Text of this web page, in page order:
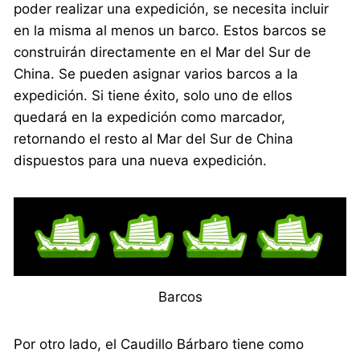
poder realizar una expedición, se necesita incluir
en la misma al menos un barco. Estos barcos se
construirán directamente en el Mar del Sur de
China. Se pueden asignar varios barcos a la
expedición. Si tiene éxito, solo uno de ellos
quedará en la expedición como marcador,
retornando el resto al Mar del Sur de China
dispuestos para una nueva expedición.
Barcos
Por otro lado, el Caudillo Bárbaro tiene como